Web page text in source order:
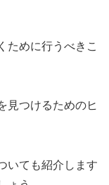
ために行うべきこ
見つけるためのヒ
いても紹介します